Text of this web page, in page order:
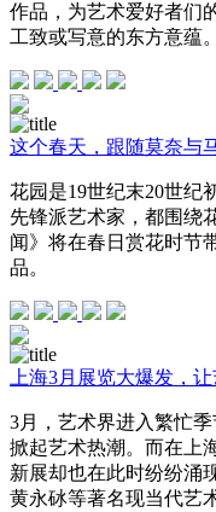
作品，为艺术爱好者们
工致或写意的东方意蕴。
这个春天，跟随莫奈与
花园是19世纪末20世纪
先锋派艺术家，都围绕
闻》将在春日赏花时节
品。
上海3月展览大爆发，
3月，艺术界进入繁忙
掀起艺术热潮。而在上
新展却也在此时纷纷涌
黄永砅等著名现当代艺